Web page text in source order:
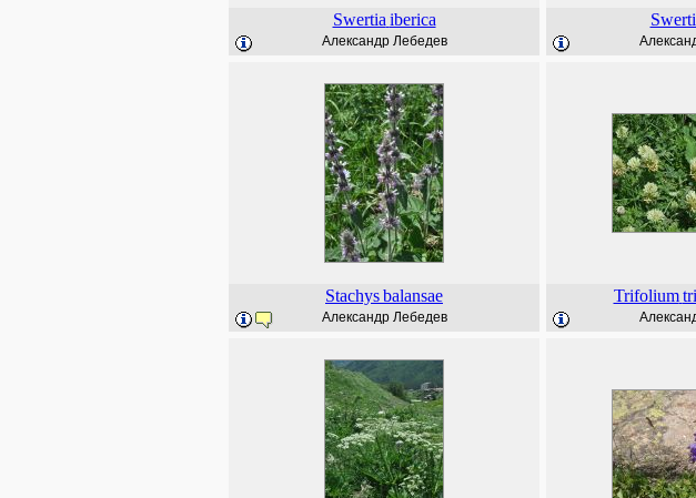
Swertia iberica
Александр Лебедев
Stachysbalansae
Александр Лебедев
Trifolium